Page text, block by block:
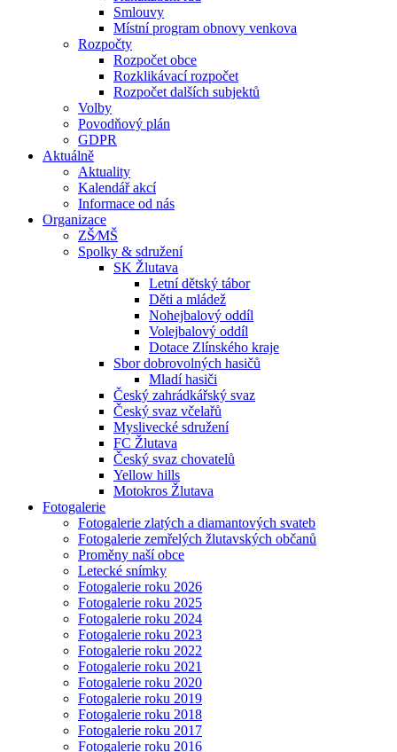
Smlouvy
Místní program obnovy venkova
Rozpočty
Rozpočet obce
Rozklikávací rozpočet
Rozpočet dalších subjektů
Volby
Povodňový plán
GDPR
Aktuálně
Aktuality
Kalendář akcí
Informace od nás
Organizace
ZŠ⁄MŠ
Spolky & sdružení
SK Žlutava
Letní dětský tábor
Děti a mládež
Nohejbalový oddíl
Volejbalový oddíl
Dotace Zlínského kraje
Sbor dobrovolných hasičů
Mladí hasiči
Český zahrádkářský svaz
Český svaz včelařů
Myslivecké sdružení
FC Žlutava
Český svaz chovatelů
Yellow hills
Motokros Žlutava
Fotogalerie
Fotogalerie zlatých a diamantových svateb
Fotogalerie zemřelých žlutavských občanů
Proměny naší obce
Letecké snímky
Fotogalerie roku 2026
Fotogalerie roku 2025
Fotogalerie roku 2024
Fotogalerie roku 2023
Fotogalerie roku 2022
Fotogalerie roku 2021
Fotogalerie roku 2020
Fotogalerie roku 2019
Fotogalerie roku 2018
Fotogalerie roku 2017
Fotogalerie roku 2016